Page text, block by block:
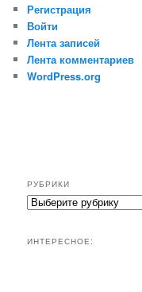
Регистрация
Войти
Лента записей
Лента комментариев
WordPress.org
РУБРИКИ
Р
р
ИНТЕРЕСНОЕ: